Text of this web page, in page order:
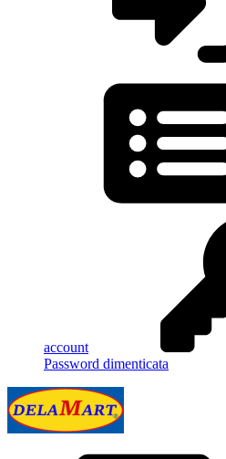
account
Password dimenticata